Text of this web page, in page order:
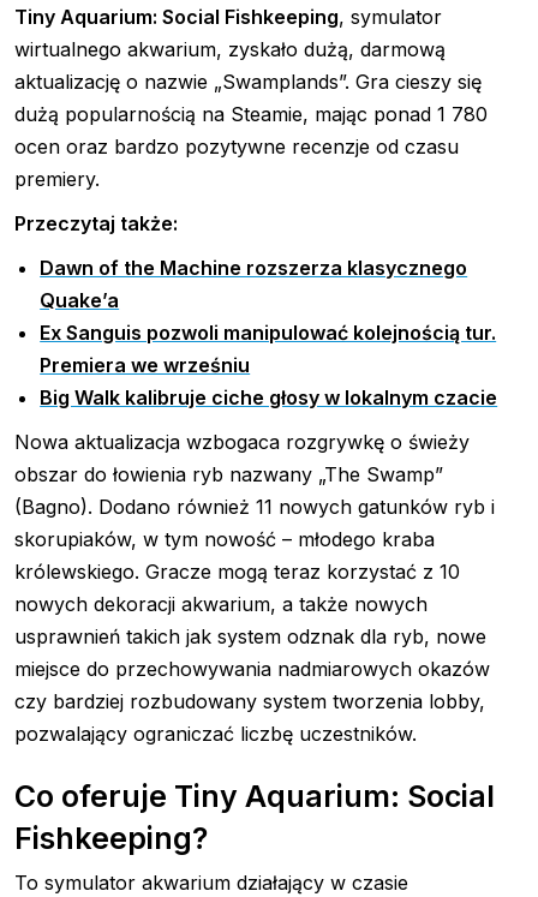
Tiny Aquarium: Social Fishkeeping, symulator
wirtualnego akwarium, zyskało dużą, darmową
aktualizację o nazwie „Swamplands”. Gra cieszy się
dużą popularnością na Steamie, mając ponad 1 780
ocen oraz bardzo pozytywne recenzje od czasu
premiery.
Przeczytaj także:
Dawn of the Machine rozszerza klasycznego
Quake’a
Ex Sanguis pozwoli manipulować kolejnością tur.
Premiera we wrześniu
Big Walk kalibruje ciche głosy w lokalnym czacie
Nowa aktualizacja wzbogaca rozgrywkę o świeży
obszar do łowienia ryb nazwany „The Swamp”
(Bagno). Dodano również 11 nowych gatunków ryb i
skorupiaków, w tym nowość – młodego kraba
królewskiego. Gracze mogą teraz korzystać z 10
nowych dekoracji akwarium, a także nowych
usprawnień takich jak system odznak dla ryb, nowe
miejsce do przechowywania nadmiarowych okazów
czy bardziej rozbudowany system tworzenia lobby,
pozwalający ograniczać liczbę uczestników.
Co oferuje Tiny Aquarium: Social
Fishkeeping?
To symulator akwarium działający w czasie